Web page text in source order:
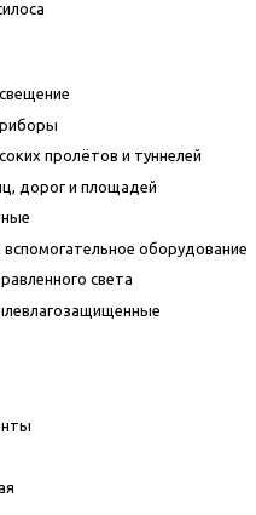
пролётов и туннелей
дорог и площадей
оборудование
света